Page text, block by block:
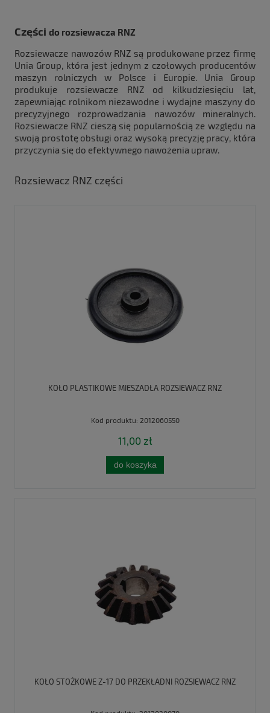
Części do rozsiewacza RNZ
Rozsiewacze nawozów RNZ są produkowane przez firmę
Unia Group, która jest jednym z czołowych producentów
maszyn rolniczych w Polsce i Europie. Unia Group
produkuje rozsiewacze RNZ od kilkudziesięciu lat,
zapewniając rolnikom niezawodne i wydajne maszyny do
precyzyjnego rozprowadzania nawozów mineralnych.
Rozsiewacze RNZ cieszą się popularnością ze względu na
swoją prostotę obsługi oraz wysoką precyzję pracy, która
przyczynia się do efektywnego nawożenia upraw.
Rozsiewacz RNZ części
KOŁO PLASTIKOWE MIESZADŁA ROZSIEWACZ RNZ
Kod produktu: 2012060550
11,00 zł
do koszyka
KOŁO STOŻKOWE Z-17 DO PRZEKŁADNI ROZSIEWACZ RNZ